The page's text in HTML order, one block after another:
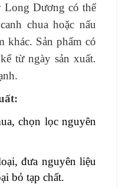
Long Dương có thể
chua hoặc nấu
khác. Sản phẩm có
từ ngày sản xuất.
chọn lọc nguyên
đưa nguyên liệu
bỏ tạp chất.